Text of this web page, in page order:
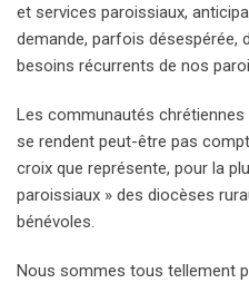
et services paroissiaux,
demande, parfois désespérée,
besoins récurrents de nos
Les communautés
se rendent peut-être pas
croix que représente, pour la
paroissiaux » des diocèses
bénévoles.
Nous sommes tous tellement